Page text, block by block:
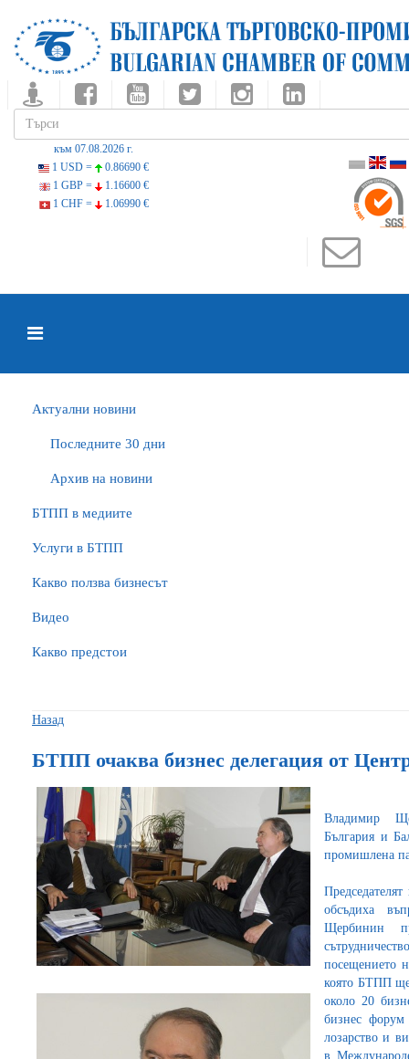
към 07.08.2026 г.
1 USD =
0.86690 €
1 GBP =
1.16600 €
1 CHF =
1.06990 €
Актуални новини
Последните 30 дни
Архив на новини
БTПП в медиите
Услуги в БТПП
Какво ползва бизнесът
Видео
Какво предстои
Назад
БТПП очаква бизнес делегация от
Владимир
България и
промишлена
обсъдиха
Щербинин
посещението
която БТПП ще
около 20
бизнес
лозарство и
в